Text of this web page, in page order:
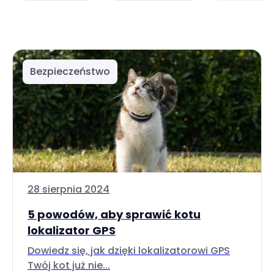
Bezpieczeństwo
28 sierpnia 2024
5 powodów, aby sprawić kotu
lokalizator GPS
Dowiedz się, jak dzięki lokalizatorowi GPS
Twój kot już nie...